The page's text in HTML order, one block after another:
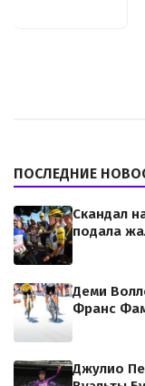
ПОСЛЕДНИЕ
Скандал
подала
Деми
Франс
Джулио